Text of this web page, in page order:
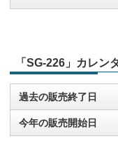
「SG-226」カレン
過去の販売終了日
今年の販売開始日